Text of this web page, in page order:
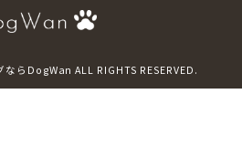
らDogWan ALL RIGHTS RESERVED.